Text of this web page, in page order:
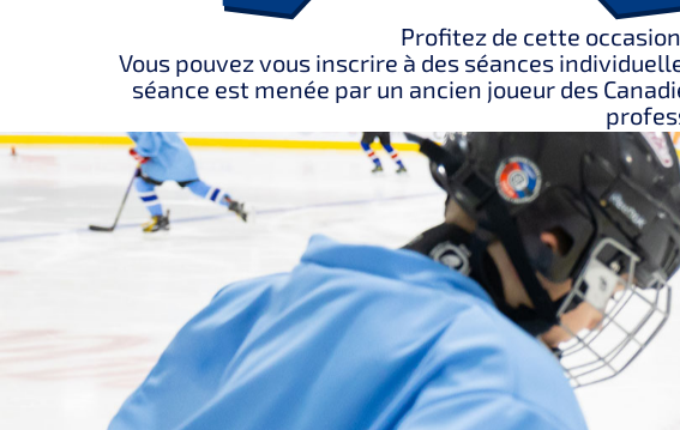
Profitez de cette
Vous pouvez vous inscrire à des séances
séance est menée par un ancien joueur des